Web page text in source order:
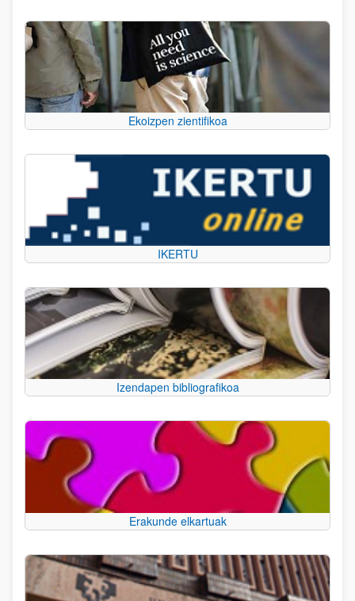
Ekoizpen zientifikoa
IKERTU
Izendapen bibliografikoa
Erakunde elkartuak